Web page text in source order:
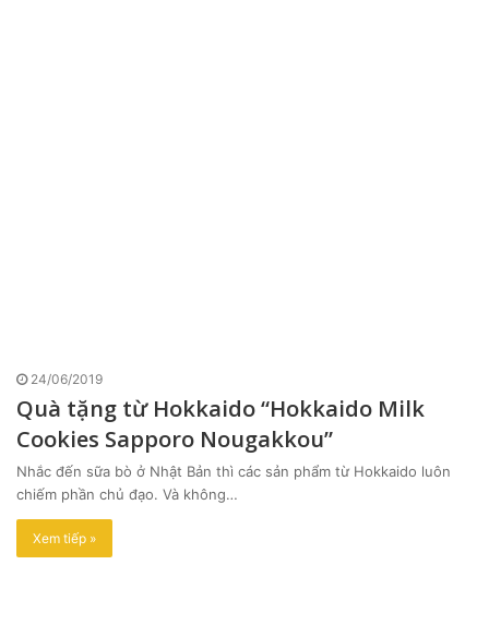
24/06/2019
Quà tặng từ Hokkaido “Hokkaido Milk
Cookies Sapporo Nougakkou”
Nhắc đến sữa bò ở Nhật Bản thì các sản phẩm từ Hokkaido luôn
chiếm phần chủ đạo. Và không…
Xem tiếp »